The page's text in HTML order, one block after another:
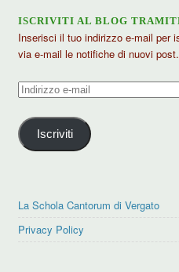
ISCRIVITI AL BLOG
Inserisci il tuo indirizzo e-mail per
via e-mail le notifiche di nuovi post.
Indirizzo
mail
Iscriviti
La Schola Cantorum di Vergato
Privacy Policy